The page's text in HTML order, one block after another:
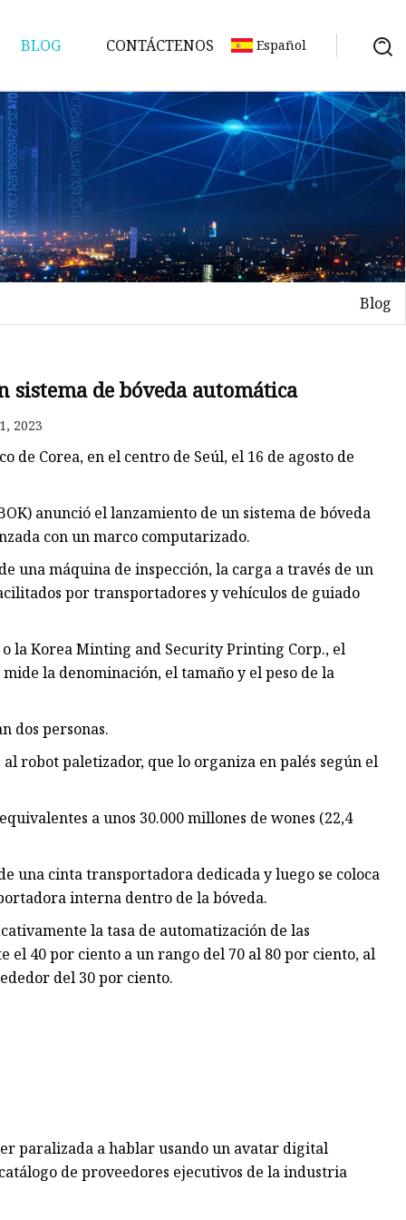
BLOG CONTÁCTENOS Español
Blog
sistema de bóveda automática
2023
de Corea, en el centro de Seúl, el 16 de agosto de
anunció el lanzamiento de un sistema de bóveda
con un marco computarizado.
una máquina de inspección, la carga a través de un
por transportadores y vehículos de guiado
la Korea Minting and Security Printing Corp., el
la denominación, el tamaño y el peso de la
dos personas.
robot paletizador, que lo organiza en palés según el
a unos 30.000 millones de wones (22,4
una cinta transportadora dedicada y luego se coloca
interna dentro de la bóveda.
la tasa de automatización de las
40 por ciento a un rango del 70 al 80 por ciento, al
del 30 por ciento.
paralizada a hablar usando un avatar digital
de proveedores ejecutivos de la industria